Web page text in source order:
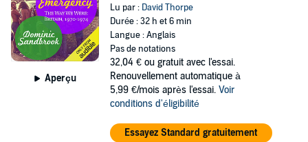
Aperçu
Lu par : David Thorpe
Durée : 32 h et 6 min
Langue : Anglais
Pas de notations
32,04 € ou gratuit avec l'essai.
Renouvellement automatique à
5,99 €/mois après l'essai. Voir
conditions d'éligibilité
Essayez Standard gratuitement